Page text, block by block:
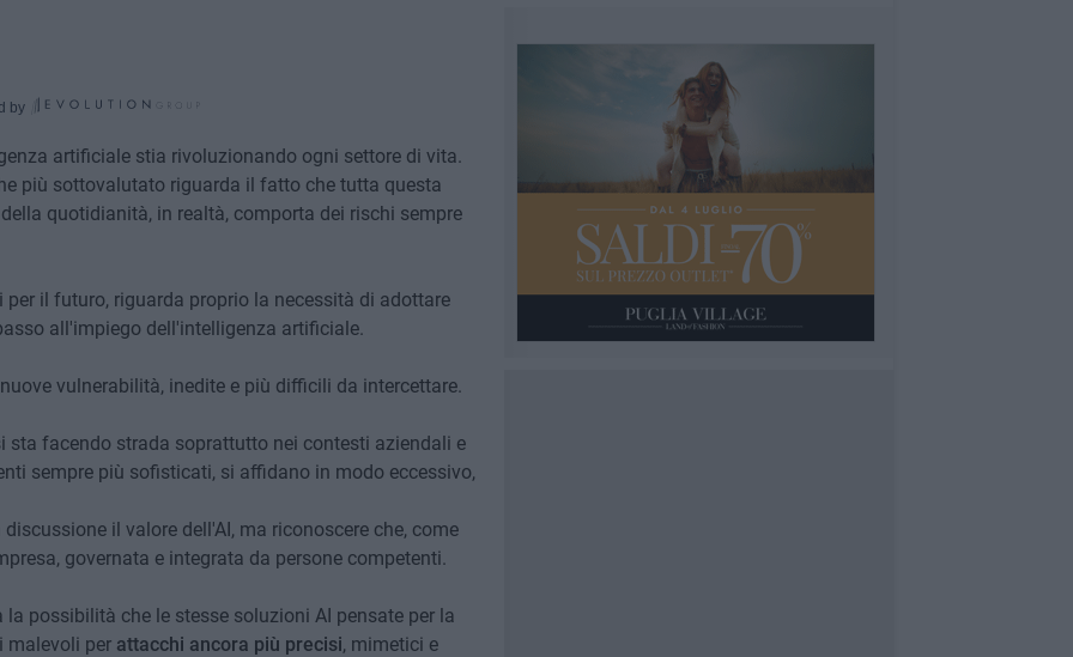
by
artificiale stia rivoluzionando ogni settore di vita.
più sottovalutato riguarda il fatto che tutta questa
quotidianità, in realtà, comporta dei rischi sempre
il futuro, riguarda proprio la necessità di adottare
all'impiego dell'intelligenza artificiale.
vulnerabilità, inedite e più difficili da intercettare.
sta facendo strada soprattutto nei contesti aziendali e
sempre più sofisticati, si affidano in modo eccessivo,
il valore dell'AI, ma riconoscere che, come
governata e integrata da persone competenti.
possibilità che le stesse soluzioni AI pensate per la
malevoli per attacchi ancora più precisi, mimetici e